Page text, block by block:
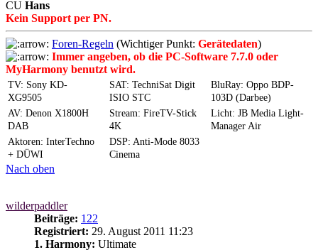
CU Hans
Kein Support per PN.
Foren-Regeln (Wichtiger Punkt: Gerätedaten)
Immer angeben, ob die PC-Software 7.7.0 oder
MyHarmony benutzt wird.
TV: Sony KD-
XG9505
SAT: TechniSat Digit
ISIO STC
BluRay: Oppo BDP-
103D (Darbee)
AV: Denon X1800H
DAB
Stream: FireTV-Stick
4K
Licht: JB Media Light-
Manager Air
Aktoren: InterTechno
+ DÜWI
DSP: Anti-Mode 8033
Cinema
Nach oben
wilderpaddler
Beiträge: 122
Registriert: 29. August 2011 11:23
1. Harmony: Ultimate